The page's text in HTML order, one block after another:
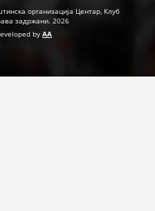
организација Центар, Клуб
задржани. 2026
by AA